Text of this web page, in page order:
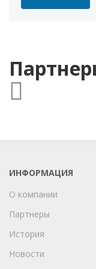
ИНФОРМАЦИЯ
О компании
Партнеры
История
Новости